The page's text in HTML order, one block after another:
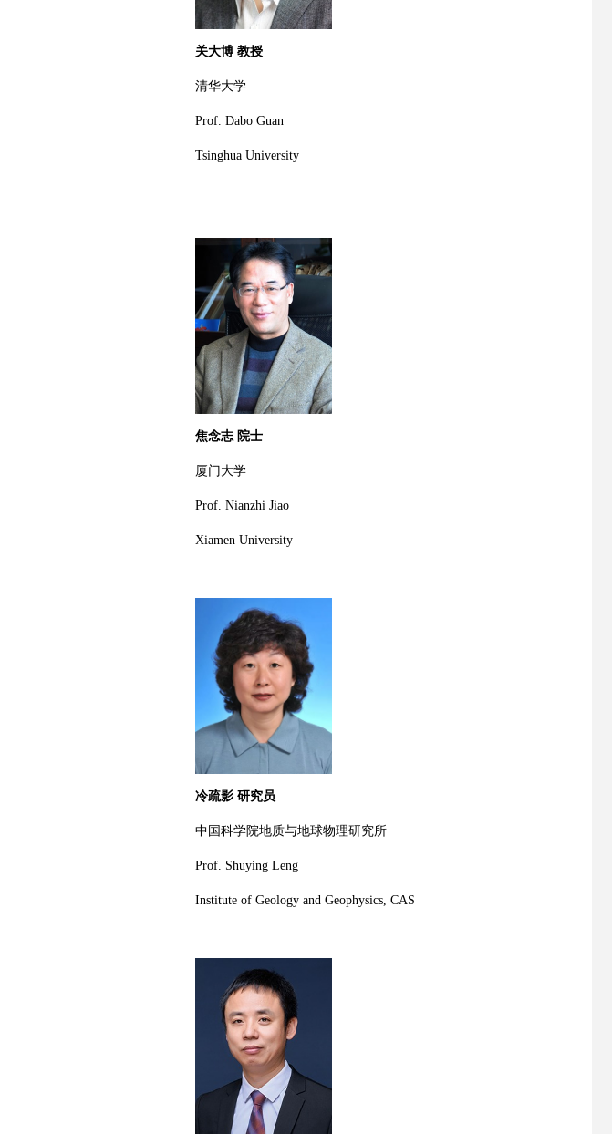
关大博 教授
清华大学
Prof. Dabo Guan
Tsinghua University
焦念志 院士
厦门大学
Prof. Nianzhi Jiao
Xiamen University
冷疏影 研究员
中国科学院地质与地球物理研究所
Prof. Shuying Leng
Institute of Geology and Geophysics, CAS